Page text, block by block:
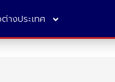
ต่างประเทศ